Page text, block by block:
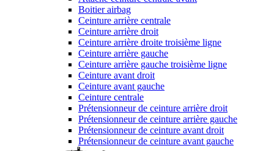
Boitier airbag
Ceinture arrière centrale
Ceinture arrière droit
Ceinture arrière droite troisième ligne
Ceinture arrière gauche
Ceinture arrière gauche troisième ligne
Ceinture avant droit
Ceinture avant gauche
Ceinture centrale
Prétensionneur de ceinture arrière droit
Prétensionneur de ceinture arrière gauche
Prétensionneur de ceinture avant droit
Prétensionneur de ceinture avant gauche